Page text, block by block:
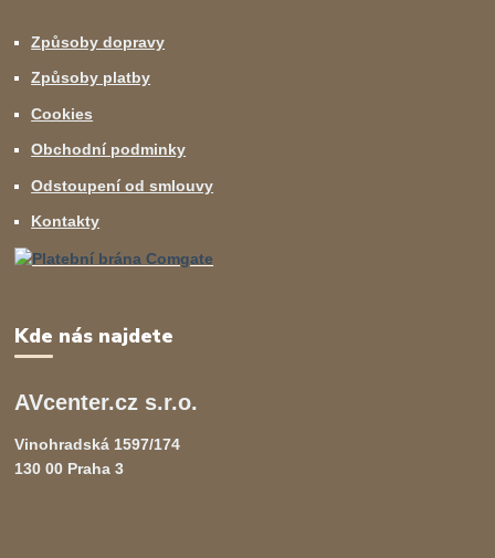
Způsoby dopravy
Způsoby platby
Cookies
Obchodní podminky
Odstoupení od smlouvy
Kontakty
Kde nás najdete
AVcenter.cz s.r.o.
Vinohradská 1597/174
130 00 Praha 3